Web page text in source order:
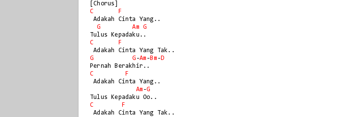
C
F
Adakah Cinta Yang..
G
Am
G
C
F
G
G -Am - Bm - D
C
F
Adakah Cinta Yang..
Am -G
C
F
Adakah Cinta Yang Tak..